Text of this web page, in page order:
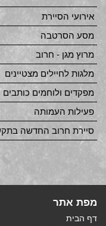
אירועי הסיירת
מסע הסרטבה
מרוץ מגן - חרוב
מלגות לחיילים מצטיינים
מפקדים ולוחמים כותבים
פעילות העמותה
סיירת חרוב החדשה
מפת אתר
דף הבית